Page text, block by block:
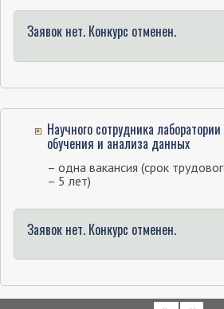
Заявок нет. Конкурс отменен.
Научного сотрудника
обучения и анализа данных
– одна вакансия (срок
– 5 лет)
Заявок нет. Конкурс отменен.